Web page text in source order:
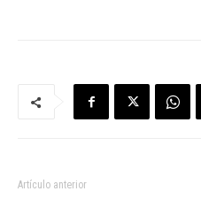
Artículo anterior